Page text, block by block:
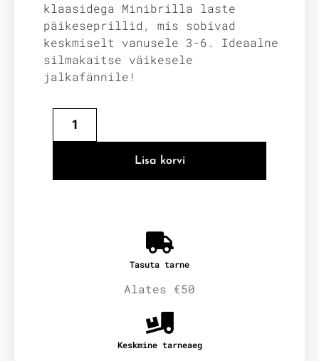
klaasidega Minibrilla laste
päikeseprillid, mis sobivad
keskmiselt vanusele 3-6. Ideaalne
silmakaitse väikesele
jalkafännile!
Lisa korvi
Tasuta tarne
Alates €50
Keskmine tarneaeg